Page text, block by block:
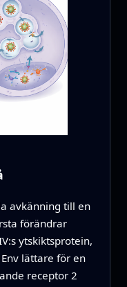
avkänning till en
förändrar
ytskiktsprotein,
lättare för en
receptor 2